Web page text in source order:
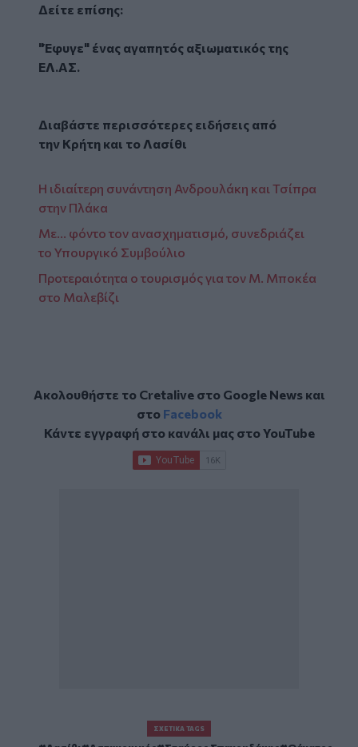
Δείτε επίσης:
"Έφυγε" ένας αγαπητός αξιωματικός της
ΕΛ.ΑΣ.
Διαβάστε περισσότερες ειδήσεις από
την Κρήτη και το Λασίθι
Η ιδιαίτερη συνάντηση Ανδρουλάκη και Τσίπρα
στην Πλάκα
Με... φόντο τον ανασχηματισμό, συνεδριάζει
το Υπουργικό Συμβούλιο
Προτεραιότητα ο τουρισμός για τον Μ. Μποκέα
στο Μαλεβίζι
Ακολουθήστε το Cretalive στο Google Newsκαι
στο Facebook
Κάντε εγγραφή στο κανάλι μας στοYouTube
ΣΧΕΤΙΚΆ TAGS